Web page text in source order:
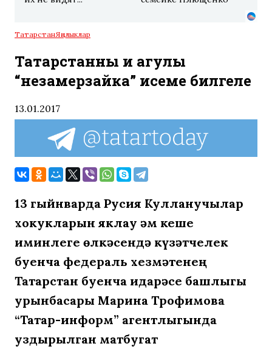
ТатарстанЯңалыклар
Татарстанның иң агулы
“незамерзайка” исеме билгеле
13.01.2017
13 гыйнварда Русия Кулланучылар
хокукларын яклау һәм кеше
иминлеге өлкәсендә күзәтчелек
буенча федераль хезмәтенең
Татарстан буенча идарәсе башлыгы
урынбасары Марина Трофимова
“Татар-информ” агентлыгында
уздырылган матбугат